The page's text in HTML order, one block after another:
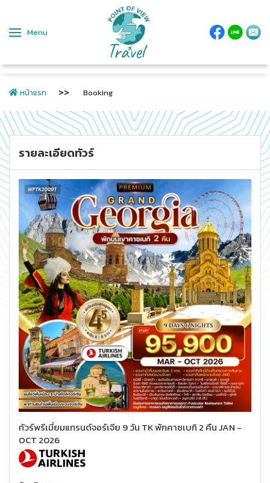
Menu
หน้าแรก Booking
รายละเอียดทัวร์
ทัวร์พรีเมี่ยมแกรนด์จอร์เจีย 9 วัน TK พักคาซเบกิ 2 คืน JAN -
OCT 2026